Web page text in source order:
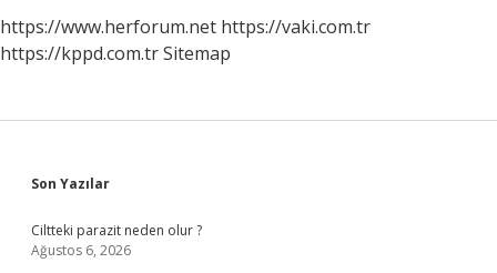
https://www.herforum.net https://vaki.com.tr
https://kppd.com.trSitemap
Sidebar
Son Yazılar
Ciltteki parazit neden olur ?
Ağustos 6, 2026